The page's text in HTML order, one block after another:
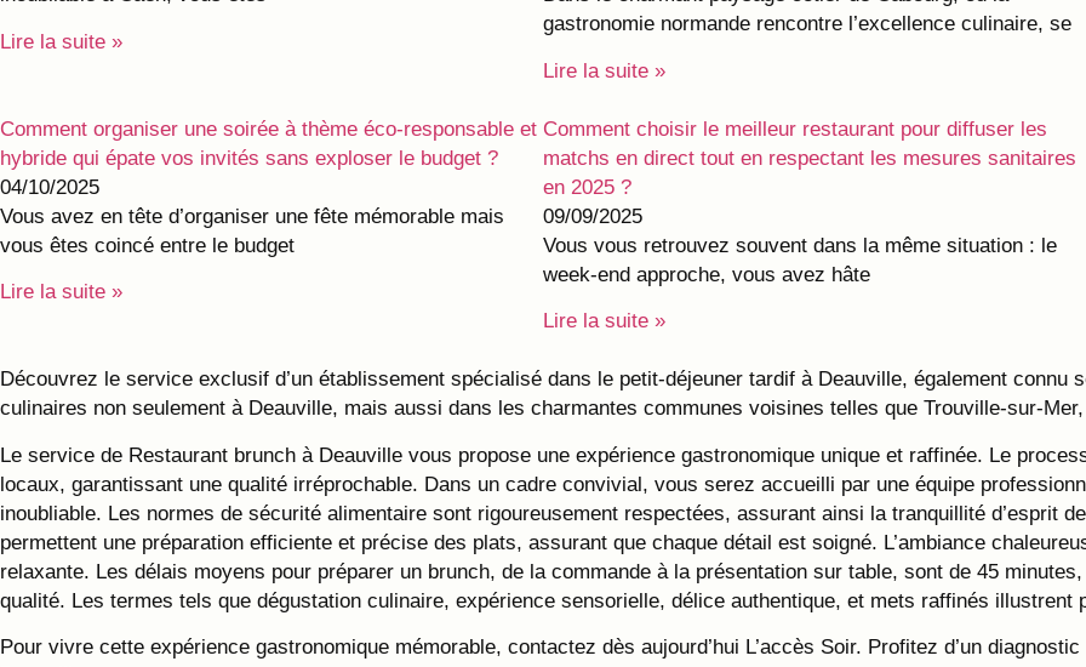
Lire la suite »
gastronomie normande rencontre l’excellence culinaire, se
Lire la suite »
Comment organiser une soirée à thème éco-responsable et
hybride qui épate vos invités sans exploser le budget ?
04/10/2025
Vous avez en tête d’organiser une fête mémorable mais
vous êtes coincé entre le budget
Lire la suite »
Comment choisir le meilleur restaurant pour diffuser les
matchs en direct tout en respectant les mesures sanitaires
en 2025 ?
09/09/2025
Vous vous retrouvez souvent dans la même situation : le
week-end approche, vous avez hâte
Lire la suite »
Découvrez le service exclusif d’un établissement spécialisé dans le petit-déjeuner tardif à Deauville, également connu
culinaires non seulement à Deauville, mais aussi dans les charmantes communes voisines telles que Trouville-sur-
Le service de Restaurant brunch à Deauville vous propose une expérience gastronomique unique et raffinée. Le
locaux, garantissant une qualité irréprochable. Dans un cadre convivial, vous serez accueilli par une équipe
inoubliable. Les normes de sécurité alimentaire sont rigoureusement respectées, assurant ainsi la tranquillité d’esprit
permettent une préparation efficiente et précise des plats, assurant que chaque détail est soigné. L’ambiance
relaxante. Les délais moyens pour préparer un brunch, de la commande à la présentation sur table, sont de 45
qualité. Les termes tels que dégustation culinaire, expérience sensorielle, délice authentique, et mets raffinés illustrent
Pour vivre cette expérience gastronomique mémorable, contactez dès aujourd’hui L’accès Soir. Profitez d’un